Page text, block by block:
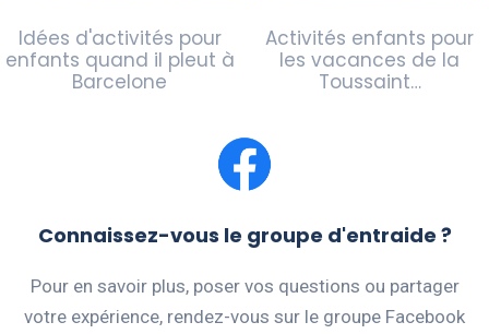
Idées d'activités pour
enfants quand il pleut à
Barcelone
Activités enfants pour
les vacances de la
Toussaint…
Connaissez-vous le groupe d'entraide ?
Pour en savoir plus, poser vos questions ou partager
votre expérience, rendez-vous sur le groupe Facebook